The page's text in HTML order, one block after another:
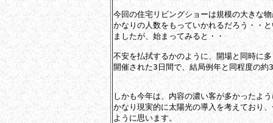
今回の住宅リビングショーは規模の大きな
かなりの人数をもっていかれるだろう・・
ましたが、始まってみると・・
不安を払拭するかのように、開場と同時に
開催された3日間で、結局例年と同程度の
しかも今年は、内容の濃い客が多かったよ
かなり現実的に太陽光の導入を考えており
ように思います。